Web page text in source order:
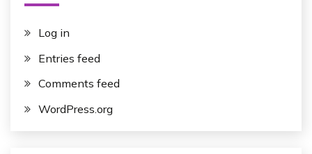
Log in
Entries feed
Comments feed
WordPress.org